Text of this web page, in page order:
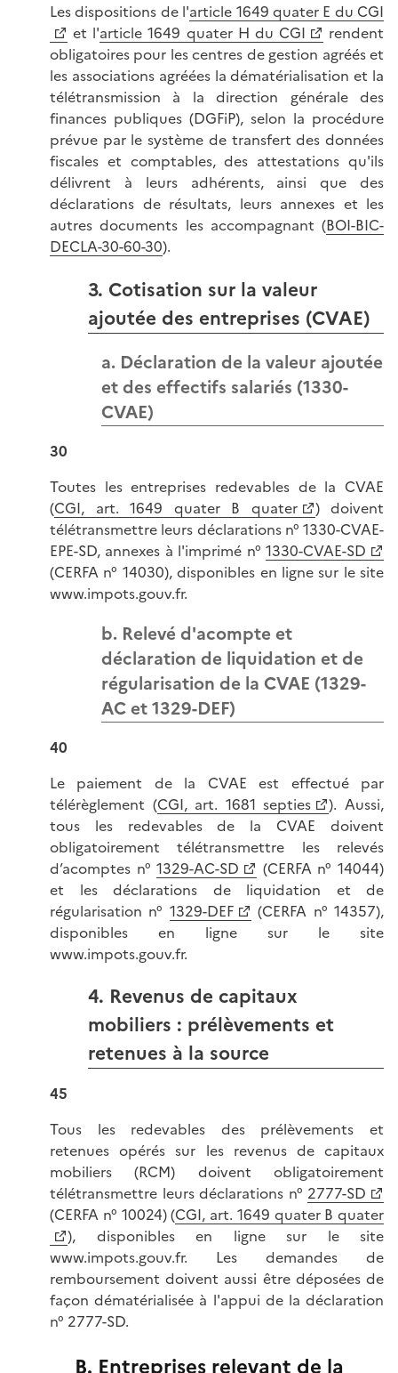
Les dispositions de l'article 1649 quater E du CGI
et l'article 1649 quater H du CGI
rendent
obligatoires pour les centres de gestion agréés et
les associations agréées la dématérialisation et la
télétransmission à la direction générale des
finances publiques (DGFiP), selon la procédure
prévue par le système de transfert des données
fiscales et comptables, des attestations qu'ils
délivrent à leurs adhérents, ainsi que des
déclarations de résultats, leurs annexes et les
autres documents les accompagnant (BOI-BIC-
DECLA-30-60-30).
3. Cotisation sur la valeur
ajoutée des entreprises (CVAE)
a. Déclaration de la valeur ajoutée
et des effectifs salariés (1330-
CVAE)
30
Toutes les entreprises redevables de la CVAE
(CGI, art. 1649 quater B quater
) doivent
télétransmettre leurs déclarations n° 1330-CVAE-
EPE-SD, annexes à l'imprimé n° 1330-CVAE-SD
(CERFA n° 14030), disponibles en ligne sur le site
www.impots.gouv.fr.
b. Relevé d'acompte et
déclaration de liquidation et de
régularisation de la CVAE (1329-
AC et 1329-DEF)
40
Le paiement de la CVAE est effectué par
télérèglement (CGI, art. 1681 septies
). Aussi,
tous les redevables de la CVAE doivent
obligatoirement télétransmettre les relevés
d’acomptes n°1329-AC-SD
(CERFA n° 14044)
et les déclarations de liquidation et de
régularisation n° 1329-DEF
(CERFA n° 14357),
disponibles en ligne sur le site
www.impots.gouv.fr.
4. Revenus de capitaux
mobiliers : prélèvements et
retenues à la source
45
Tous les redevables des prélèvements et
retenues opérés sur les revenus de capitaux
mobiliers (RCM) doivent obligatoirement
télétransmettre leurs déclarations n° 2777-SD
(CERFA n° 10024) (CGI, art. 1649 quater B quater
), disponibles en ligne sur le site
www.impots.gouv.fr. Les demandes de
remboursement doivent aussi être déposées de
façon dématérialisée à l'appui de la déclaration
n° 2777-SD.
B. Entreprises relevant de la